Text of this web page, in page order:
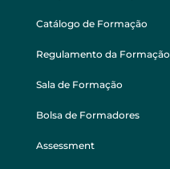
Catálogo de Formação
Regulamento da Formação
Sala de Formação
Bolsa de Formadores
Assessment